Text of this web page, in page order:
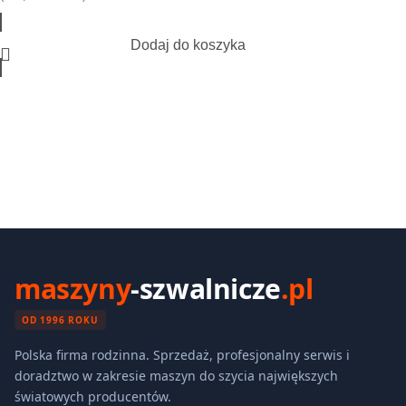
Dodaj do koszyka
maszyny-szwalnicze.pl
OD 1996 ROKU
Polska firma rodzinna. Sprzedaż, profesjonalny serwis i
doradztwo w zakresie maszyn do szycia największych
światowych producentów.